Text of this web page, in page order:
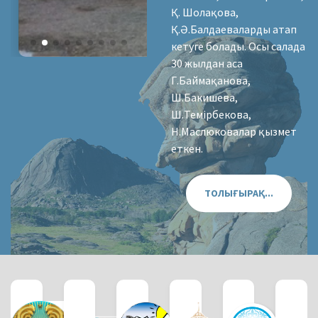
Қ. Шолақова,
Қ.Ә.Балдаеваларды атап
кетуге болады. Осы салада
30 жылдан аса
Г.Баймақанова,
Ш.Бакишева,
Ш.Темірбекова,
Н.Маслюковалар қызмет
еткен.
ТОЛЫҒЫРАҚ...